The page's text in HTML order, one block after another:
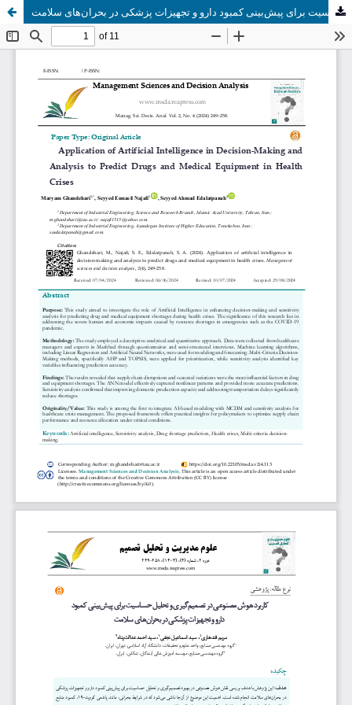
کاربرد هوش مصنوعی در تصمیم‌گیری و تحلیل حساسیت برای پیش‌بینی کمبود دارو و تجهیزات پزشکی در بحران‌های سلامت